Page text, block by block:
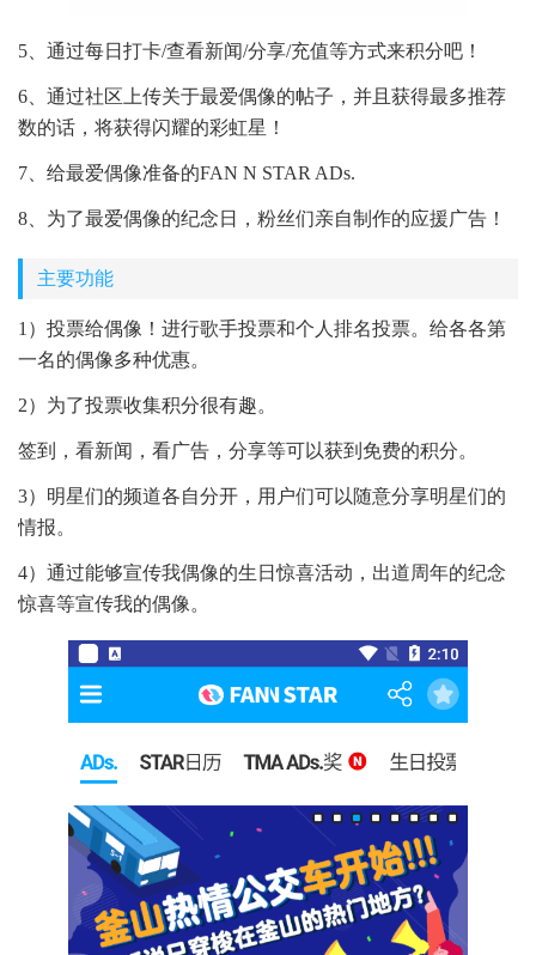
5、通过每日打卡/查看新闻/分享/充值等方式来积分吧！
6、通过社区上传关于最爱偶像的帖子，并且获得最多推荐
数的话，将获得闪耀的彩虹星！
7、给最爱偶像准备的FAN N STAR ADs.
8、为了最爱偶像的纪念日，粉丝们亲自制作的应援广告！
主要功能
1）投票给偶像！进行歌手投票和个人排名投票。给各各第
一名的偶像多种优惠。
2）为了投票收集积分很有趣。
签到，看新闻，看广告，分享等可以获到免费的积分。
3）明星们的频道各自分开，用户们可以随意分享明星们的
情报。
4）通过能够宣传我偶像的生日惊喜活动，出道周年的纪念
惊喜等宣传我的偶像。